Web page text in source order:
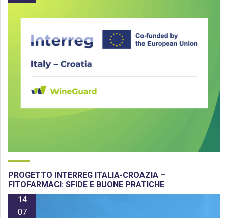
PROGETTO INTERREG ITALIA-CROAZIA –
FITOFARMACI: SFIDE E BUONE PRATICHE
14
07